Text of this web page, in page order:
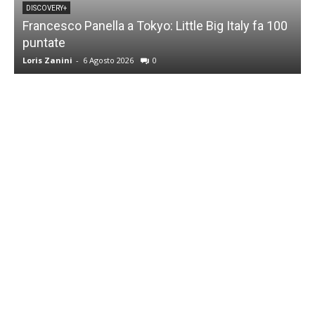
DISCOVERY+
Francesco Panella a Tokyo: Little Big Italy fa 100
puntate
Loris Zanini - 6 Agosto 2026 0